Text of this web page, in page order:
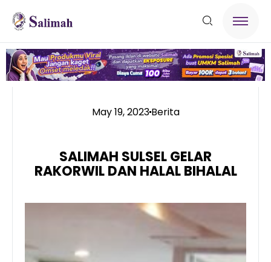
May 19, 2023Berita
SALIMAH SULSEL GELAR
RAKORWIL DAN HALAL BIHALAL